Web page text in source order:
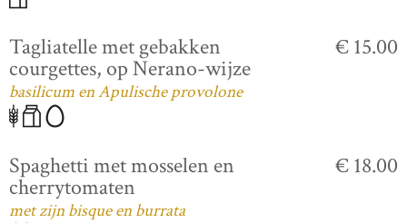
Tagliatelle met gebakken
courgettes, op Nerano-wijze
basilicum en Apulische provolone
€ 15.00
Spaghetti met mosselen en
cherrytomaten
met zijn bisque en burrata
€ 18.00